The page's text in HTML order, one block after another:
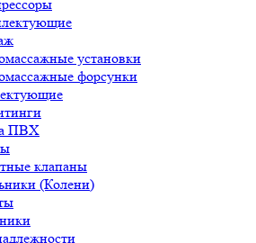
установки
форсунки
ПВХ
клапаны
(Колени)